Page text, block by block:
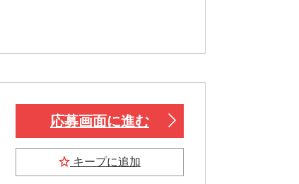
応募画面に進む
キープに追加